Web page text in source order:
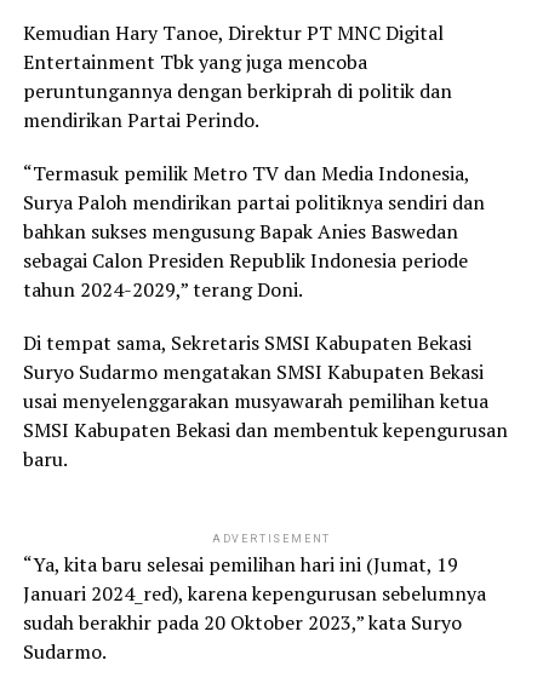
Kemudian Hary Tanoe, Direktur PT MNC Digital
Entertainment Tbk yang juga mencoba
peruntungannya dengan berkiprah di politik dan
mendirikan Partai Perindo.
“Termasuk pemilik Metro TV dan Media Indonesia,
Surya Paloh mendirikan partai politiknya sendiri dan
bahkan sukses mengusung Bapak Anies Baswedan
sebagai Calon Presiden Republik Indonesia periode
tahun 2024-2029,” terang Doni.
Di tempat sama, Sekretaris SMSI Kabupaten Bekasi
Suryo Sudarmo mengatakan SMSI Kabupaten Bekasi
usai menyelenggarakan musyawarah pemilihan ketua
SMSI Kabupaten Bekasi dan membentuk kepengurusan
baru.
ADVERTISEMENT
“Ya, kita baru selesai pemilihan hari ini (Jumat, 19
Januari 2024_red), karena kepengurusan sebelumnya
sudah berakhir pada 20 Oktober 2023,” kata Suryo
Sudarmo.